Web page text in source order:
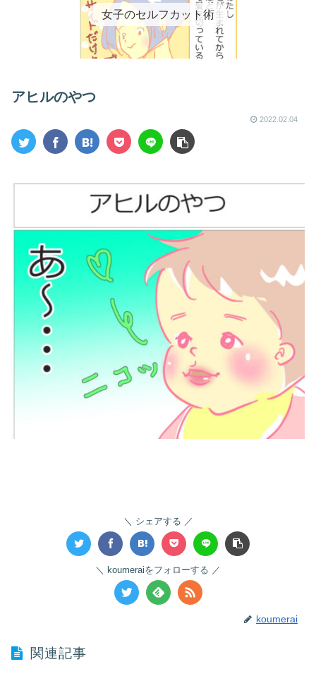
女子のセルフカット術
アヒルのやつ
2022.02.04
シェアする
koumeraiをフォローする
koumerai
関連記事